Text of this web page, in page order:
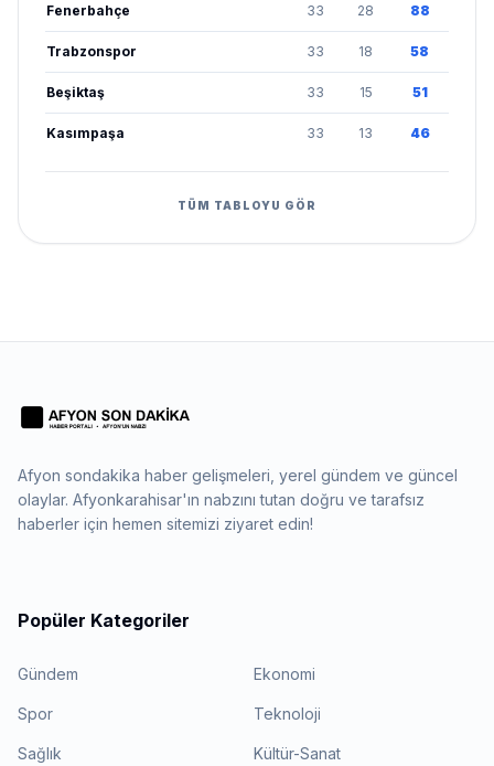
Fenerbahçe 33 28 88
Trabzonspor 33 18 58
Beşiktaş 33 15 51
Kasımpaşa 33 13 46
TÜM TABLOYU GÖR
Afyon sondakika haber gelişmeleri, yerel gündem ve güncel
olaylar. Afyonkarahisar'ın nabzını tutan doğru ve tarafsız
haberler için hemen sitemizi ziyaret edin!
Popüler Kategoriler
Gündem Ekonomi
Spor Teknoloji
Sağlık Kültür-Sanat